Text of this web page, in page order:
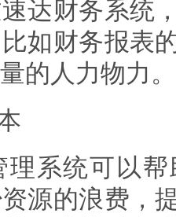
达财务系统
如财务报表
的人力物力。
系统可以
源的浪费，